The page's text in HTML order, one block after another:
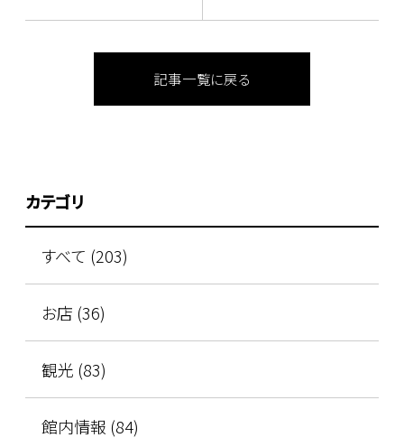
記事一覧に戻る
カテゴリ
すべて (203)
お店 (36)
観光 (83)
館内情報 (84)